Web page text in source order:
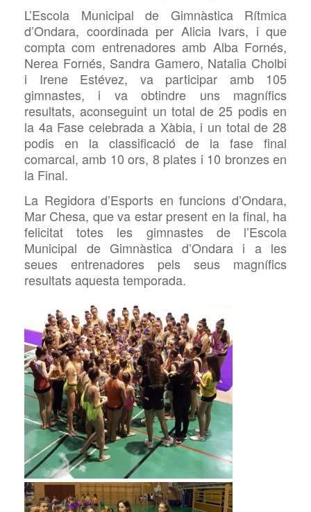
L’Escola Municipal de Gimnàstica Rítmica
d’Ondara, coordinada per Alicia Ivars, i que
compta com entrenadores amb Alba Fornés,
Nerea Fornés, Sandra Gamero, Natalia Cholbi
i Irene Estévez, va participar amb 105
gimnastes, i va obtindre uns magnífics
resultats, aconseguint un total de 25 podis en
la 4a Fase celebrada a Xàbia, i un total de 28
podis en la classificació de la fase final
comarcal, amb 10 ors, 8 plates i 10 bronzes en
la Final.
La Regidora d’Esports en funcions d’Ondara,
Mar Chesa, que va estar present en la final, ha
felicitat totes les gimnastes de l’Escola
Municipal de Gimnàstica d’Ondara i a les
seues entrenadores pels seus magnífics
resultats aquesta temporada.